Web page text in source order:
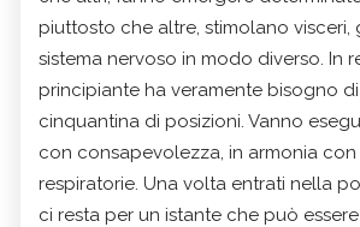
piuttosto che altre, stimolano visceri,
sistema nervoso in modo diverso. In
principiante ha veramente bisogno
cinquantina di posizioni. Vanno
con consapevolezza, in armonia con
respiratorie. Una volta entrati nella
ci resta per un istante che può